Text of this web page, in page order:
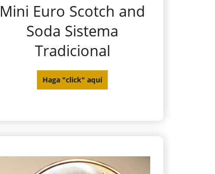
Mini Euro Scotch and
Soda Sistema
Tradicional
Haga "click" aquí